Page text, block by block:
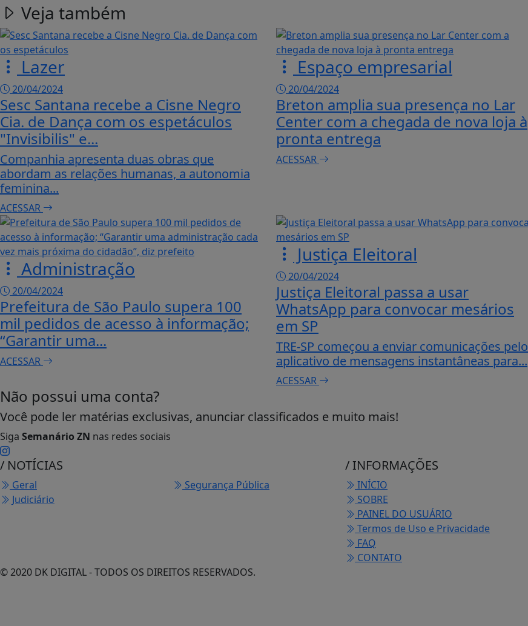
Veja também
Lazer
20/04/2024
Sesc Santana recebe a Cisne Negro
Cia. de Dança com os espetáculos
"Invisibilis" e...
Companhia apresenta duas obras que
abordam as relações humanas, a autonomia
feminina...
ACESSAR
Espaço empresarial
20/04/2024
Breton amplia sua presença no Lar
Center com a chegada de nova loja à
pronta entrega
ACESSAR
Administração
20/04/2024
Prefeitura de São Paulo supera 100
mil pedidos de acesso à informação;
“Garantir uma...
ACESSAR
Justiça Eleitoral
20/04/2024
Justiça Eleitoral passa a usar
WhatsApp para convocar mesários
em SP
TRE-SP começou a enviar comunicações pelo
aplicativo de mensagens instantâneas para...
ACESSAR
Não possui uma conta?
Você pode ler matérias exclusivas, anunciar classificados e muito mais!
Siga Semanário ZN nas redes sociais
/ NOTÍCIAS
Geral
Segurança Pública
Judiciário
/ INFORMAÇÕES
INÍCIO
SOBRE
PAINEL DO USUÁRIO
Termos de Uso e Privacidade
FAQ
CONTATO
© 2020 DK DIGITAL - TODOS OS DIREITOS RESERVADOS.